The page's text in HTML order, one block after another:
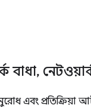
বাধা,
এবং প্রতিক্রিয়া